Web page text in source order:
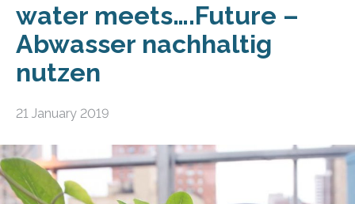
water meets….Future –
Abwasser nachhaltig
nutzen
21 January 2019